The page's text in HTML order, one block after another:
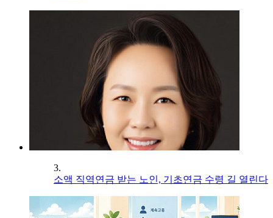
3.
소액 직역연금 받는 노인, 기초연금 수령 길 열린다